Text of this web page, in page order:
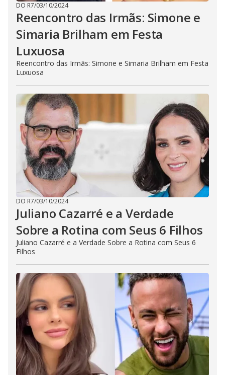
DO R7/03/10/2024
Reencontro das Irmãs: Simone e
Simaria Brilham em Festa
Luxuosa
Reencontro das Irmãs: Simone e Simaria Brilham em Festa
Luxuosa
DO R7/03/10/2024
Juliano Cazarré e a Verdade
Sobre a Rotina com Seus 6 Filhos
Juliano Cazarré e a Verdade Sobre a Rotina com Seus 6
Filhos